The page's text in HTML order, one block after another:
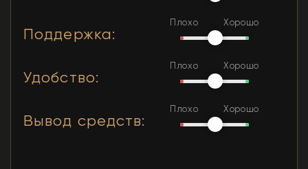
Поддержка:
Плохо Хорошо
Удобство:
Плохо Хорошо
Вывод средств:
Плохо Хорошо